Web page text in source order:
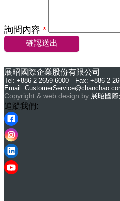
詢問內容 *
確認送出
展昭國際企業股份有限公司
Tel: +886-2-2659-6000 Fax: +886-2-
Email:
Copyright & web design by 展昭國
追蹤我們: